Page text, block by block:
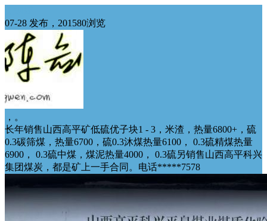
07-28 发布，201580浏览
，。
长年销售山西高平矿低硫优子块1 - 3，米渣，热量6800+，硫
0.3碳筛煤，热量6700，硫0.3沐煤热量6100， 0.3硫精煤热量
6900， 0.3硫中煤，煤泥热量4000， 0.3硫另销售山西高平科兴
集团煤炭，都是矿上一手合同。电话*****7578